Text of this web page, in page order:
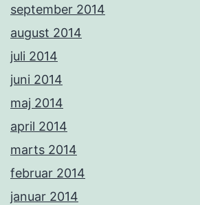
september 2014
august 2014
juli 2014
juni 2014
maj 2014
april 2014
marts 2014
februar 2014
januar 2014